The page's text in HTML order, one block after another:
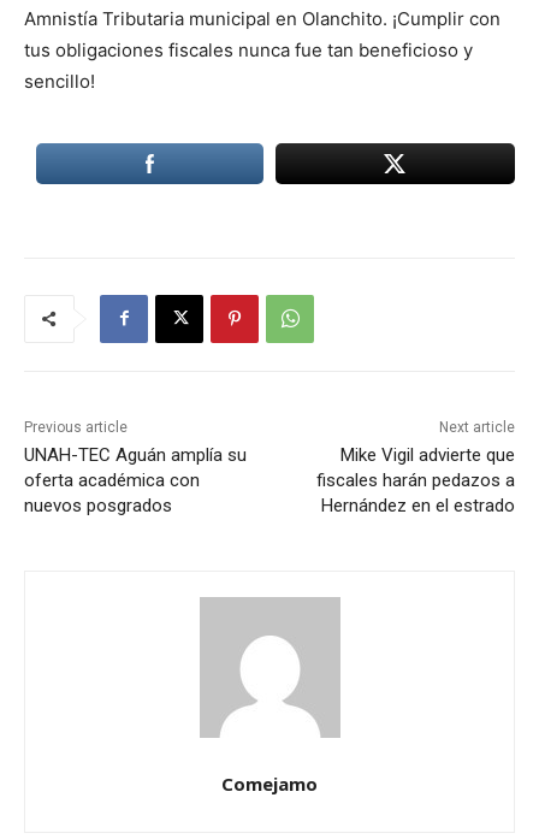
Amnistía Tributaria municipal en Olanchito. ¡Cumplir con
tus obligaciones fiscales nunca fue tan beneficioso y
sencillo!
Previous article
UNAH-TEC Aguán amplía su
oferta académica con
nuevos posgrados
Next article
Mike Vigil advierte que
fiscales harán pedazos a
Hernández en el estrado
Comejamo